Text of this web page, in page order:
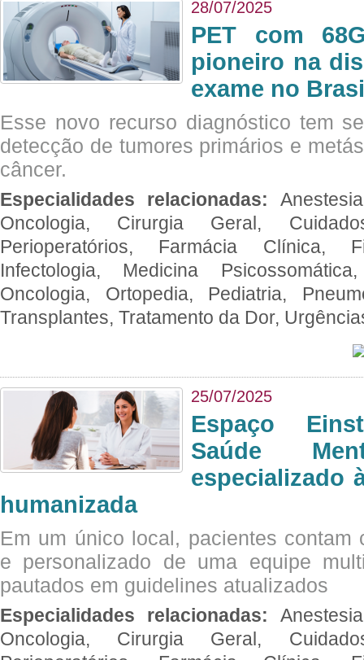
28/07/2025
PET com
pioneiro na
exame no
Esse novo recurso diagnóstico tem
detecção de tumores primários e
câncer.
Especialidades relacionadas:
Oncologia, Cirurgia Geral,
Perioperatórios, Farmácia Clínica,
Infectologia, Medicina
Oncologia, Ortopedia, Pediatria,
Transplantes, Tratamento da Dor,
25/07/2025
Espaço
Saúde
especializado
humanizada
Em um único local, pacientes contam
e personalizado de uma equipe
pautados em guidelines atualizados
Especialidades relacionadas:
Oncologia, Cirurgia Geral,